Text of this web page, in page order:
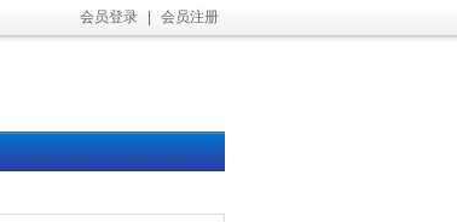
会员登录 会员注册